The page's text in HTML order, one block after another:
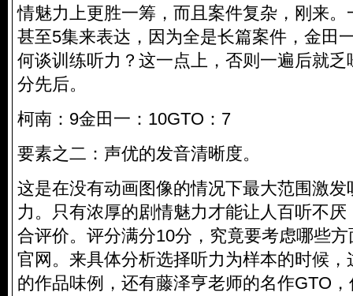
情魅力上更胜一筹，而且案件复杂，刚来
甚至5集来表达，因为全是长篇案件，金田
何谈训练听力？这一点上，否则一遍后就
分先后。
柯南：9金田一：10GTO：7
要素之二：声优的发音清晰度。
这是在没有动画图像的情况下最大范围激
力。只有浓厚的剧情魅力才能让人百听不
合评价。评分满分10分，究竟要考虑哪些
官网。来具体分析选择听力为样本的时候
的作品味例，还有藤泽亨老师的名作GTO